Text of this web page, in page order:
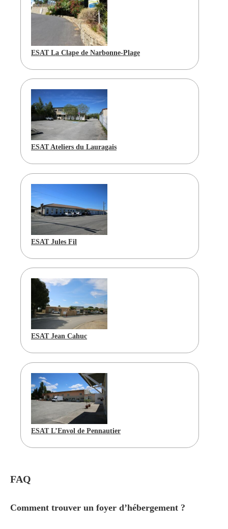
ESAT La Clape de Narbonne-Plage
ESAT Ateliers du Lauragais
ESAT Jules Fil
ESAT Jean Cahuc
ESAT L’Envol de Pennautier
FAQ
Comment trouver un foyer d’hébergement ?